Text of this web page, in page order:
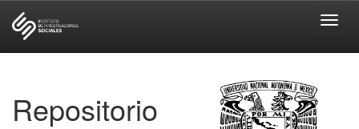
Repositorio